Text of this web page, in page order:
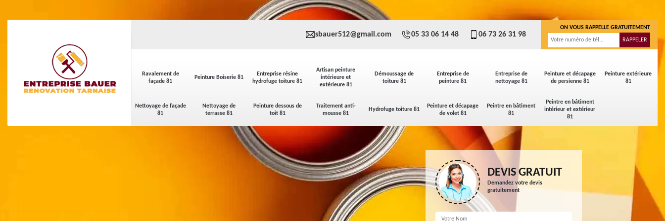
Ravalement de
façade 81
Peinture Boiserie 81
Entreprise résine
hydrofuge toiture 81
Artisan peinture
intérieure et
extérieure 81
Démoussage de
toiture 81
Entreprise de
peinture 81
Entreprise de
nettoyage 81
Peinture et décapage
de persienne 81
Peinture extérieure
81
Nettoyage de façade
81
Nettoyage de
terrasse 81
Peinture dessous de
toit 81
Traitement anti-
mousse 81
Hydrofuge toiture 81
Peinture et décapage
de volet 81
Peintre en bâtiment
81
Peintre en bâtiment
intérieur et extérieur
81
sbauer512@gmail.com 05 33 06 14 48 06 73 26 31 98
ON VOUS RAPPELLE GRATUITEMENT
DEVIS GRATUIT
Demandez votre devis
gratuitement